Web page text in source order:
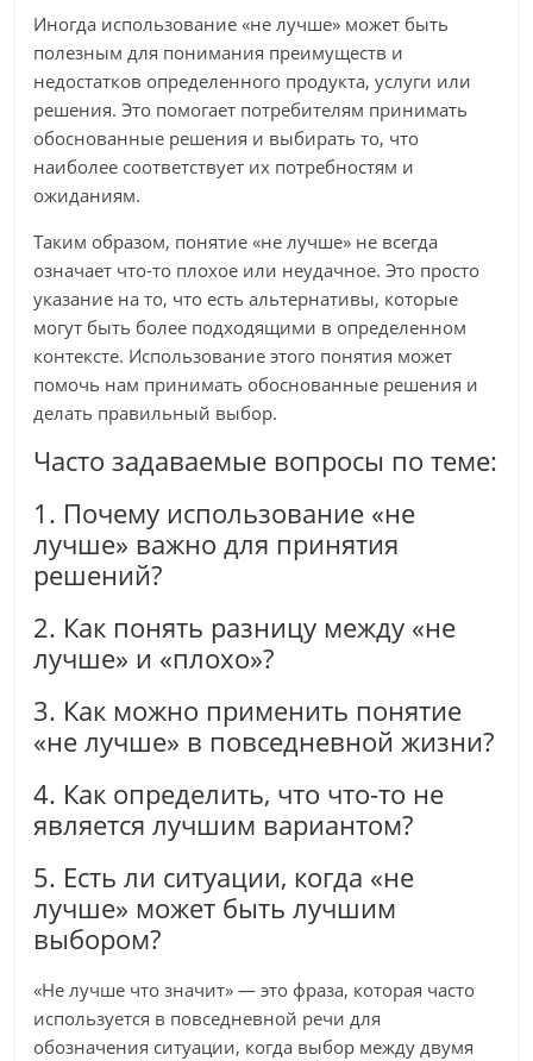
Иногда использование «не лучше» может быть
полезным для понимания преимуществ и
недостатков определенного продукта, услуги или
решения. Это помогает потребителям принимать
обоснованные решения и выбирать то, что
наиболее соответствует их потребностям и
ожиданиям.
Таким образом, понятие «не лучше» не всегда
означает что-то плохое или неудачное. Это просто
указание на то, что есть альтернативы, которые
могут быть более подходящими в определенном
контексте. Использование этого понятия может
помочь нам принимать обоснованные решения и
делать правильный выбор.
Часто задаваемые вопросы по теме:
1. Почему использование «не
лучше» важно для принятия
решений?
2. Как понять разницу между «не
лучше» и «плохо»?
3. Как можно применить понятие
«не лучше» в повседневной жизни?
4. Как определить, что что-то не
является лучшим вариантом?
5. Есть ли ситуации, когда «не
лучше» может быть лучшим
выбором?
«Не лучше что значит» — это фраза, которая часто
используется в повседневной речи для
обозначения ситуации, когда выбор между двумя